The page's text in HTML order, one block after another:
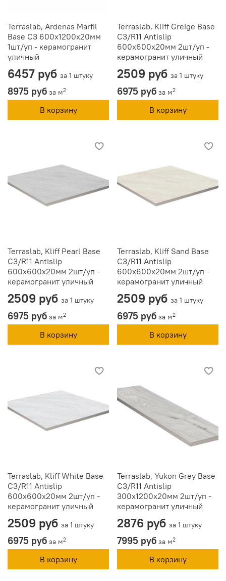
Terraslab, Ardenas Marfil
Base C3 600х1200х20мм
1шт/уп - керамогранит
уличный
6457 руб за 1 штуку
8975 руб за м2
В корзину
Terraslab, Kliff Greige Base
C3/R11 Antislip
600х600х20мм 2шт/уп -
керамогранит уличный
2509 руб за 1 штуку
6975 руб за м2
В корзину
Terraslab, Kliff Pearl Base
C3/R11 Antislip
600х600х20мм 2шт/уп -
керамогранит уличный
2509 руб за 1 штуку
6975 руб за м2
В корзину
Terraslab, Kliff Sand Base
C3/R11 Antislip
600х600х20мм 2шт/уп -
керамогранит уличный
2509 руб за 1 штуку
6975 руб за м2
В корзину
Terraslab, Kliff White Base
C3/R11 Antislip
600х600х20мм 2шт/уп -
керамогранит уличный
2509 руб за 1 штуку
6975 руб за м2
В корзину
Terraslab, Yukon Grey Base
C3/R11 Antislip
300х1200х20мм 2шт/уп -
керамогранит уличный
2876 руб за 1 штуку
7995 руб за м2
В корзину